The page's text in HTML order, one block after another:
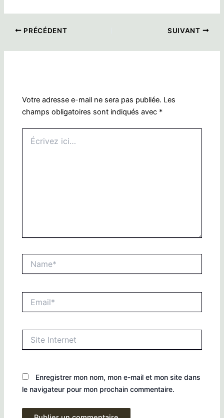
PRÉCÉDENT SUIVANT
Votre adresse e-mail ne sera pas publiée. Les
champs obligatoires sont indiqués avec *
ici…
Internet
Enregistrer mon nom, mon e-mail et mon site dans
le navigateur pour mon prochain commentaire.